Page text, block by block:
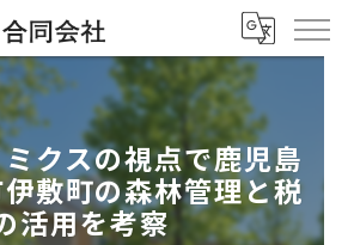
クスの視点で鹿児島
敷町の森林管理と税
活用を考察